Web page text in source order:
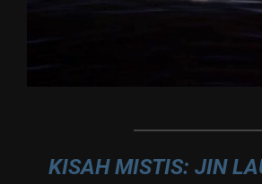
KISAH MISTIS: JIN